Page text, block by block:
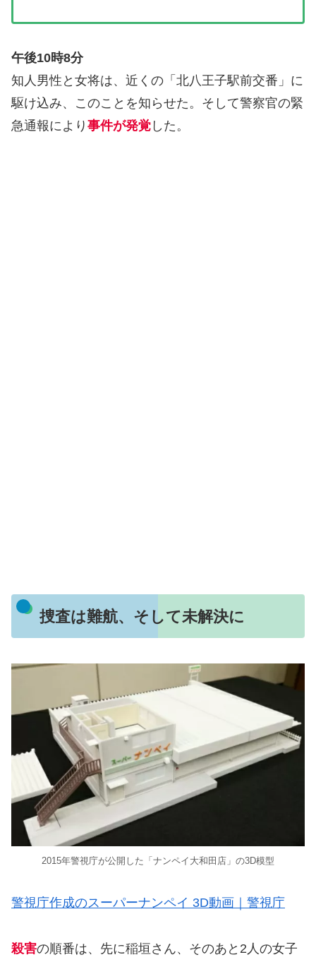
午後10時8分
知人男性と女将は、近くの「北八王子駅前交番」に
駆け込み、このことを知らせた。そして警察官の緊
急通報により 事件が発覚 した。
捜査は難航、そして未解決に
2015年警視庁が公開した「ナンペイ大和田店」の3D模型
警視庁作成のスーパーナンペイ 3D動画｜警視庁
殺害の順番は、先に稲垣さん、そのあと2人の女子